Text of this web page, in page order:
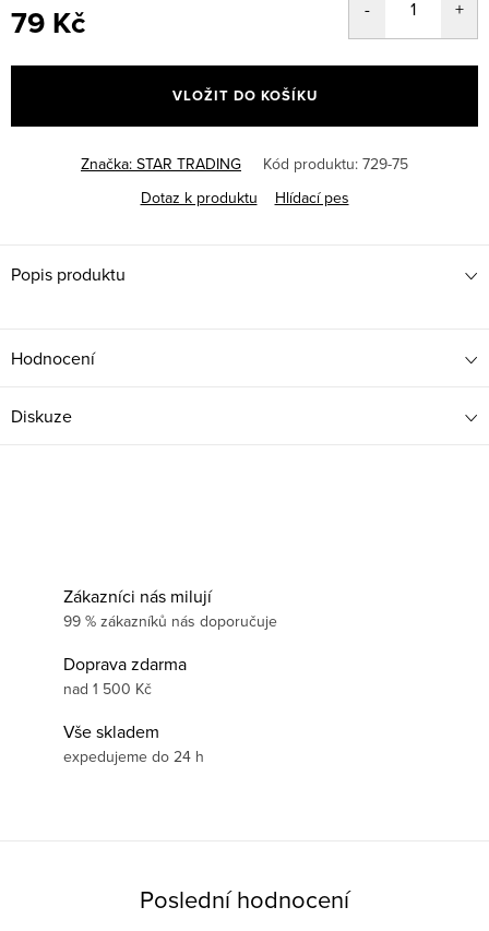
79 Kč
cena:
VLOŽIT DO KOŠÍKU
Značka: STAR TRADING Kód produktu: 729-75
Dotaz k produktu
Hlídací pes
Popis produktu
Hodnocení
Diskuze
Zákazníci nás milují
99 % zákazníků nás doporučuje
Doprava zdarma
nad 1 500 Kč
Vše skladem
expedujeme do 24 h
Poslední hodnocení